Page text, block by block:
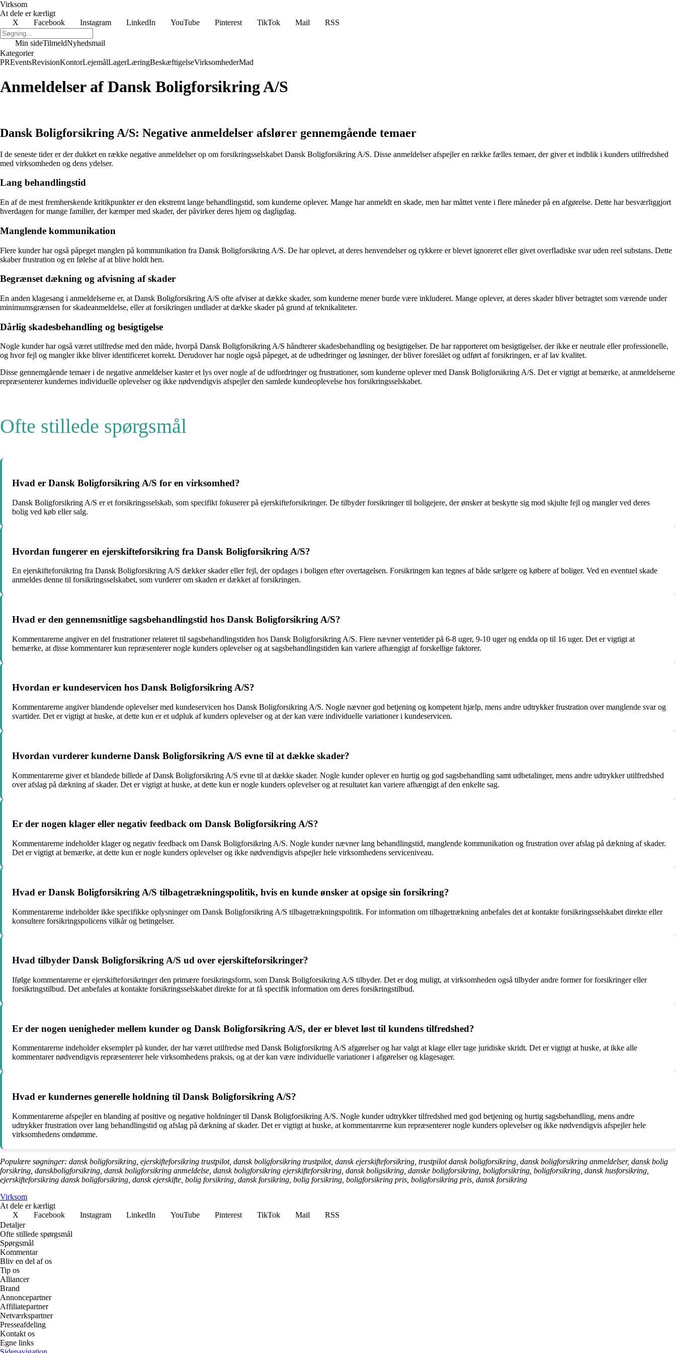
Virksom
At dele er kærligt
X
Facebook Instagram LinkedIn YouTube Pinterest TikTok Mail RSS
Min sideTilmeldNyhedsmail
Kategorier
PREventsRevisionKontorLejemålLagerLæringBeskæftigelseVirksomhederMad
Anmeldelser af Dansk Boligforsikring A/S
Dansk Boligforsikring A/S: Negative anmeldelser afslører gennemgående temaer
I de seneste tider er der dukket en række negative anmeldelser op om forsikringsselskabet Dansk Boligforsikring A/S. Disse anmeldelser afspejler en række fælles temaer, der giver et indblik i kunders utilfredshed
med virksomheden og dens ydelser.
Lang behandlingstid
En af de mest fremherskende kritikpunkter er den ekstremt lange behandlingstid, som kunderne oplever. Mange har anmeldt en skade, men har måttet vente i flere måneder på en afgørelse. Dette har besværliggjort
hverdagen for mange familier, der kæmper med skader, der påvirker deres hjem og dagligdag.
Manglende kommunikation
Flere kunder har også påpeget manglen på kommunikation fra Dansk Boligforsikring A/S. De har oplevet, at deres henvendelser og rykkere er blevet ignoreret eller givet overfladiske svar uden reel substans. Dette
skaber frustration og en følelse af at blive holdt hen.
Begrænset dækning og afvisning af skader
En anden klagesang i anmeldelserne er, at Dansk Boligforsikring A/S ofte afviser at dække skader, som kunderne mener burde være inkluderet. Mange oplever, at deres skader bliver betragtet som værende under
minimumsgrænsen for skadeanmeldelse, eller at forsikringen undlader at dække skader på grund af teknikaliteter.
Dårlig skadesbehandling og besigtigelse
Nogle kunder har også været utilfredse med den måde, hvorpå Dansk Boligforsikring A/S håndterer skadesbehandling og besigtigelser. De har rapporteret om besigtigelser, der ikke er neutrale eller professionelle,
og hvor fejl og mangler ikke bliver identificeret korrekt. Derudover har nogle også påpeget, at de udbedringer og løsninger, der bliver foreslået og udført af forsikringen, er af lav kvalitet.
Disse gennemgående temaer i de negative anmeldelser kaster et lys over nogle af de udfordringer og frustrationer, som kunderne oplever med Dansk Boligforsikring A/S. Det er vigtigt at bemærke, at anmeldelserne
repræsenterer kundernes individuelle oplevelser og ikke nødvendigvis afspejler den samlede kundeoplevelse hos forsikringsselskabet.
Ofte stillede spørgsmål
Hvad er Dansk Boligforsikring A/S for en virksomhed?
Dansk Boligforsikring A/S er et forsikringsselskab, som specifikt fokuserer på ejerskifteforsikringer. De tilbyder forsikringer til boligejere, der ønsker at beskytte sig mod skjulte fejl og mangler ved deres
bolig ved køb eller salg.
Hvordan fungerer en ejerskifteforsikring fra Dansk Boligforsikring A/S?
En ejerskifteforsikring fra Dansk Boligforsikring A/S dækker skader eller fejl, der opdages i boligen efter overtagelsen. Forsikringen kan tegnes af både sælgere og købere af boliger. Ved en eventuel skade
anmeldes denne til forsikringsselskabet, som vurderer om skaden er dækket af forsikringen.
Hvad er den gennemsnitlige sagsbehandlingstid hos Dansk Boligforsikring A/S?
Kommentarerne angiver en del frustrationer relateret til sagsbehandlingstiden hos Dansk Boligforsikring A/S. Flere nævner ventetider på 6-8 uger, 9-10 uger og endda op til 16 uger. Det er vigtigt at
bemærke, at disse kommentarer kun repræsenterer nogle kunders oplevelser og at sagsbehandlingstiden kan variere afhængigt af forskellige faktorer.
Hvordan er kundeservicen hos Dansk Boligforsikring A/S?
Kommentarerne angiver blandende oplevelser med kundeservicen hos Dansk Boligforsikring A/S. Nogle nævner god betjening og kompetent hjælp, mens andre udtrykker frustration over manglende svar og
svartider. Det er vigtigt at huske, at dette kun er et udpluk af kunders oplevelser og at der kan være individuelle variationer i kundeservicen.
Hvordan vurderer kunderne Dansk Boligforsikring A/S evne til at dække skader?
Kommentarerne giver et blandede billede af Dansk Boligforsikring A/S evne til at dække skader. Nogle kunder oplever en hurtig og god sagsbehandling samt udbetalinger, mens andre udtrykker utilfredshed
over afslag på dækning af skader. Det er vigtigt at huske, at dette kun er nogle kunders oplevelser og at resultatet kan variere afhængigt af den enkelte sag.
Er der nogen klager eller negativ feedback om Dansk Boligforsikring A/S?
Kommentarerne indeholder klager og negativ feedback om Dansk Boligforsikring A/S. Nogle kunder nævner lang behandlingstid, manglende kommunikation og frustration over afslag på dækning af skader.
Det er vigtigt at bemærke, at dette kun er nogle kunders oplevelser og ikke nødvendigvis afspejler hele virksomhedens serviceniveau.
Hvad er Dansk Boligforsikring A/S tilbagetrækningspolitik, hvis en kunde ønsker at opsige sin forsikring?
Kommentarerne indeholder ikke specifikke oplysninger om Dansk Boligforsikring A/S tilbagetrækningspolitik. For information om tilbagetrækning anbefales det at kontakte forsikringsselskabet direkte eller
konsultere forsikringspolicens vilkår og betingelser.
Hvad tilbyder Dansk Boligforsikring A/S ud over ejerskifteforsikringer?
Ifølge kommentarerne er ejerskifteforsikringer den primære forsikringsform, som Dansk Boligforsikring A/S tilbyder. Det er dog muligt, at virksomheden også tilbyder andre former for forsikringer eller
forsikringstilbud. Det anbefales at kontakte forsikringsselskabet direkte for at få specifik information om deres forsikringstilbud.
Er der nogen uenigheder mellem kunder og Dansk Boligforsikring A/S, der er blevet løst til kundens tilfredshed?
Kommentarerne indeholder eksempler på kunder, der har været utilfredse med Dansk Boligforsikring A/S afgørelser og har valgt at klage eller tage juridiske skridt. Det er vigtigt at huske, at ikke alle
kommentarer nødvendigvis repræsenterer hele virksomhedens praksis, og at der kan være individuelle variationer i afgørelser og klagesager.
Hvad er kundernes generelle holdning til Dansk Boligforsikring A/S?
Kommentarerne afspejler en blanding af positive og negative holdninger til Dansk Boligforsikring A/S. Nogle kunder udtrykker tilfredshed med god betjening og hurtig sagsbehandling, mens andre
udtrykker frustration over lang behandlingstid og afslag på dækning af skader. Det er vigtigt at huske, at kommentarerne kun repræsenterer nogle kunders oplevelser og ikke nødvendigvis afspejler hele
virksomhedens omdømme.
Populære søgninger: dansk boligforsikring, ejerskifteforsikring trustpilot, dansk boligforsikring trustpilot, dansk ejerskifteforsikring, trustpilot dansk boligforsikring, dansk boligforsikring anmeldelser, dansk bolig
forsikring, danskboligforsikring, dansk boligforsikring anmeldelse, dansk boligforsikring ejerskifteforsikring, dansk boligsikring, danske boligforsikring, boligforsikring, boligforsikring, dansk husforsikring,
ejerskifteforsikring dansk boligforsikring, dansk ejerskifte, bolig forsikring, dansk forsikring, bolig forsikring, boligforsikring pris, boligforsikring pris, dansk forsikring
Virksom
At dele er kærligt
X
Facebook Instagram LinkedIn YouTube Pinterest TikTok Mail
RSS
Detaljer
Ofte stillede spørgsmål
Spørgsmål
Kommentar
Bliv en del af os
Tip os
Alliancer
Brand
Annoncepartner
Affiliatepartner
Netværkspartner
Presseafdeling
Kontakt os
Egne links